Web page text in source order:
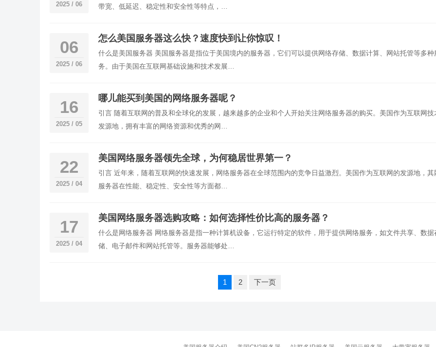
2025 / 06
带宽、低延迟、稳定性和安全性等特点，…
06
2025 / 06
怎么美国服务器这么快？速度快到让你惊叹！
什么是美国服务器 美国服务器是指位于美国境内的服务器，它们可以提供网络存储、数据计算、网站托管等多种
务。由于美国在互联网基础设施和技术发展…
16
2025 / 05
哪儿能买到美国的网络服务器呢？
引言 随着互联网的普及和全球化的发展，越来越多的企业和个人开始关注网络服务器的购买。美国作为互联网技
发源地，拥有丰富的网络资源和优秀的网…
22
2025 / 04
美国网络服务器领先全球，为何稳居世界第一？
引言 近年来，随着互联网的快速发展，网络服务器在全球范围内的竞争日益激烈。美国作为互联网的发源地，其
服务器在性能、稳定性、安全性等方面都…
17
2025 / 04
美国网络服务器选购攻略：如何选择性价比高的服务器？
什么是网络服务器 网络服务器是指一种计算机设备，它运行特定的软件，用于提供网络服务，如文件共享、数据
储、电子邮件和网站托管等。服务器能够处…
1 2 下一页